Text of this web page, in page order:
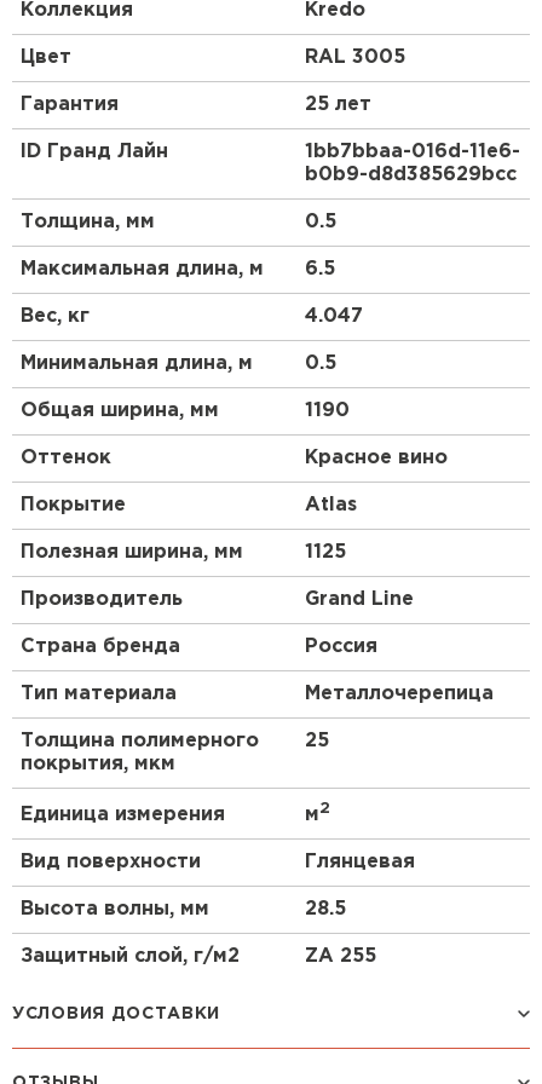
средиземноморский стиль кровли, а мягкие и
Kredo схожесть с натуральной черепицей. С Kredo
Ваш дом будет выразительным и оригинальным
долгие годы.
длиной до 6,5 метров. Горизонтальный шов при
может быть заметен. При скате большей длины
металлочерепицы Grand Line®.
Коллекция Kredo
Цвет RAL 3005
Гарантия 25 лет
ID Гранд Лайн
1bb7bbaa-016d-11e6-
b0b9-d8d385629bcc
Толщина, мм 0.5
Максимальная длина, м 6.5
Вес, кг 4.047
Минимальная длина, м 0.5
Общая ширина, мм 1190
Оттенок Красное вино
Покрытие Atlas
Полезная ширина, мм 1125
Производитель Grand Line
Страна бренда Россия
Тип материала Металлочерепица
Толщина полимерного
покрытия, мкм
25
Единица измерения м2
Вид поверхности Глянцевая
Высота волны, мм 28.5
Защитный слой, г/м2 ZA 255
УСЛОВИЯ ДОСТАВКИ